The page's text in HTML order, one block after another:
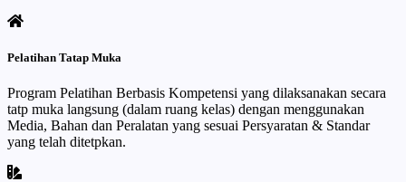
Pelatihan Tatap Muka
Program Pelatihan Berbasis Kompetensi yang dilaksanakan secara
tatp muka langsung (dalam ruang kelas) dengan menggunakan
Media, Bahan dan Peralatan yang sesuai Persyaratan & Standar
yang telah ditetpkan.